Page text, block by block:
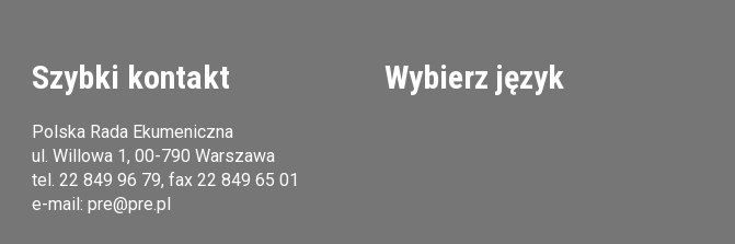
Szybki kontakt
Polska Rada Ekumeniczna
ul. Willowa 1, 00-790 Warszawa
tel.22 849 96 79, fax 22 849 65 01
e-mail:pre@pre.pl
Wybierz język